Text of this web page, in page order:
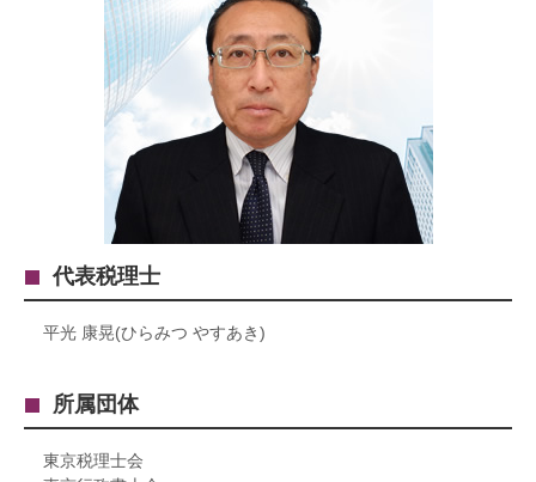
代表税理士
平光 康晃(ひらみつ やすあき)
所属団体
東京税理士会